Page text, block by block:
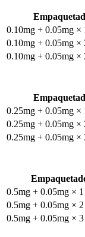
0.10mg + 0.05mg ×
0.10mg + 0.05mg ×
0.10mg + 0.05mg ×
0.25mg + 0.05mg ×
0.25mg + 0.05mg ×
0.25mg + 0.05mg ×
0.5mg + 0.05mg ×
0.5mg + 0.05mg ×
0.5mg + 0.05mg ×